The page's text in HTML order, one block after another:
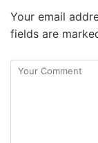
Your email
fields are